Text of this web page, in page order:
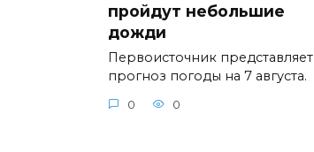
пройдут небольшие
дожди
Первоисточник представляет
прогноз погоды на 7 августа.
0 0